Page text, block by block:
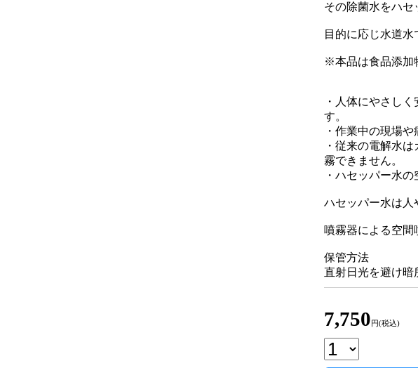
その除菌水をハセ
目的に応じ水道水
※本品は食品添加
・人体にやさし
す。
・作業中の現場
・従来の電解水
霧できません。
・ハセッパー水
ハセッパー水は人
噴霧器による空間
保管方法
直射日光を避け暗
7,750 円(税込)